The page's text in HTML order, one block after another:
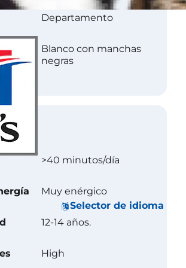
Selector de idioma
Departamento
Blanco con manchas
negras
>40 minutos/día
Muy enérgico
12-14 años.
High